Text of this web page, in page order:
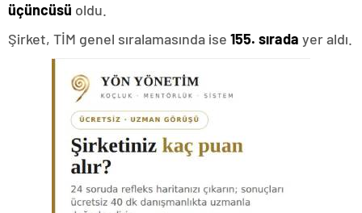
üçüncüsü oldu.
Şirket, TİM genel sıralamasında ise 155. sırada yer aldı.